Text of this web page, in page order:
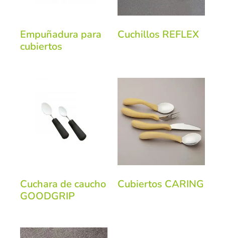
Empuñadura para
cubiertos
Cuchillos REFLEX
Cuchara de caucho
GOODGRIP
Cubiertos CARING